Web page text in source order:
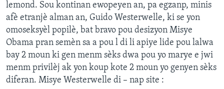
lemond. Sou kontinan ewopeyen an, pa egzanp, minis
afè etranjè alman an, Guido Westerwelle, ki se yon
omoseksyèl popilè, bat bravo pou desizyon Misye
Obama pran semèn sa a pou l di li apiye lide pou lalwa
bay 2 moun ki gen menm sèks dwa pou yo marye e jwi
menm privilèj ak yon koup kote 2 moun yo genyen sèks
diferan. Misye Westerwelle di – nap site :